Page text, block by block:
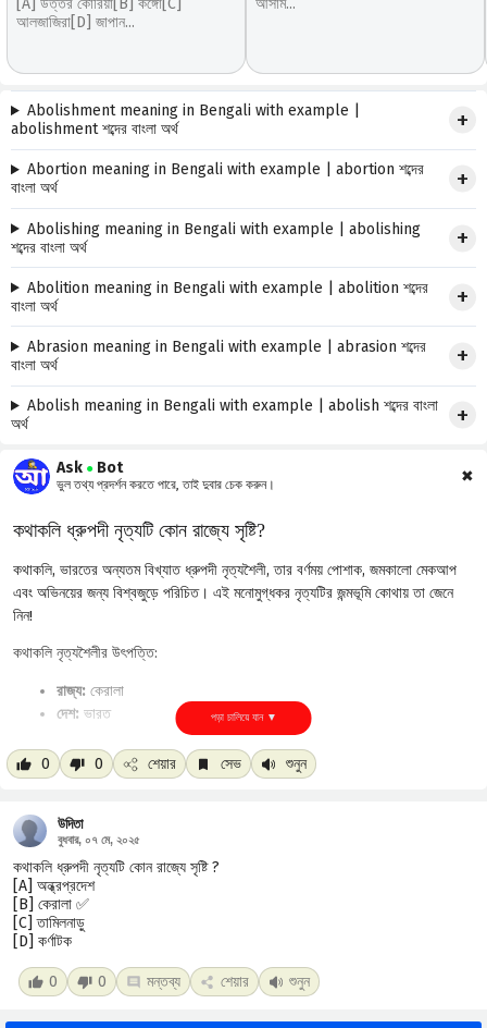
আলজাজিরা[D] জাপান...
Abolishment meaning in Bengali with example |
abolishment শব্দের বাংলা অর্থ
Abortion meaning in Bengali with example | abortion শব্দের
বাংলা অর্থ
Abolishing meaning in Bengali with example | abolishing
শব্দের বাংলা অর্থ
Abolition meaning in Bengali with example | abolition শব্দের
বাংলা অর্থ
Abrasion meaning in Bengali with example | abrasion শব্দের
বাংলা অর্থ
Abolish meaning in Bengali with example | abolish শব্দের বাংলা
অর্থ
Ask ●Bot
ভুল তথ্য প্রদর্শন করতে পারে, তাই দুবার চেক করুন। ✖
কথাকলি ধ্রুপদী নৃত্যটি কোন রাজ্যে সৃষ্টি?
কথাকলি, ভারতের অন্যতম বিখ্যাত ধ্রুপদী নৃত্যশৈলী, তার বর্ণময় পোশাক, জমকালো মেকআপ
এবং অভিনয়ের জন্য বিশ্বজুড়ে পরিচিত। এই মনোমুগ্ধকর নৃত্যটির জন্মভূমি কোথায় তা জেনে
নিন!
কথাকলি নৃত্যশৈলীর উৎপত্তি:
রাজ্য: কেরালা
দেশ: ভারত
এই নৃত্যের মূল কাহিনীগুলি মহাভারত, রামায়ণ এবং পুরাণ থেকে নেওয়া হয়। শিল্পীরা তাদের
মুখভঙ্গি, অঙ্গভঙ্গি এবং সূক্ষ্ম নড়াচড়ার মাধ্যমে এই কাহিনীগুলিকে জীবন্ত করে তোলেন। কেরালার
0 0 শেয়ার সেভ শুনুন
উদিতা
বুধবার, ০৭ মে, ২০২৫
কথাকলি ধ্রুপদী নৃত্যটি কোন রাজ্যে সৃষ্টি ?
[A] অন্ধ্রপ্রদেশ
[B] কেরালা ✅
[C] তামিলনাড়ু
[D] কর্ণাটক
0 0 মন্তব্য শেয়ার শুনুন